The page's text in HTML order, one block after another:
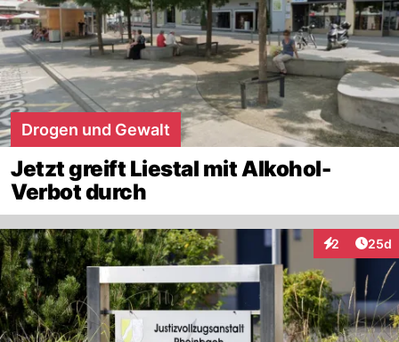
Drogen und Gewalt
Jetzt greift Liestal mit Alkohol-
Verbot durch
2
Interaktionen
25d